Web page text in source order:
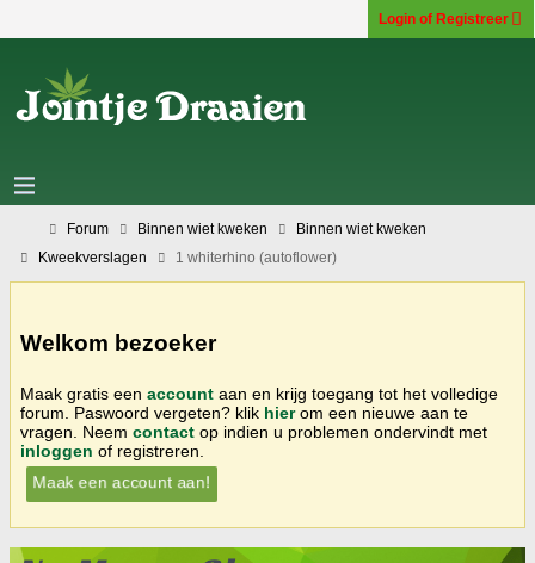
Login of Registreer
Forum Binnen wiet kweken
Binnen wiet kweken
Kweekverslagen
1 whiterhino (autoflower)
Welkom bezoeker
Maak gratis een account aan en krijg toegang tot het volledige
forum. Paswoord vergeten? klik hierom een nieuwe aan te
vragen. Neem contact op indien u problemen ondervindt met
inloggen of registreren.
Maak een account aan!